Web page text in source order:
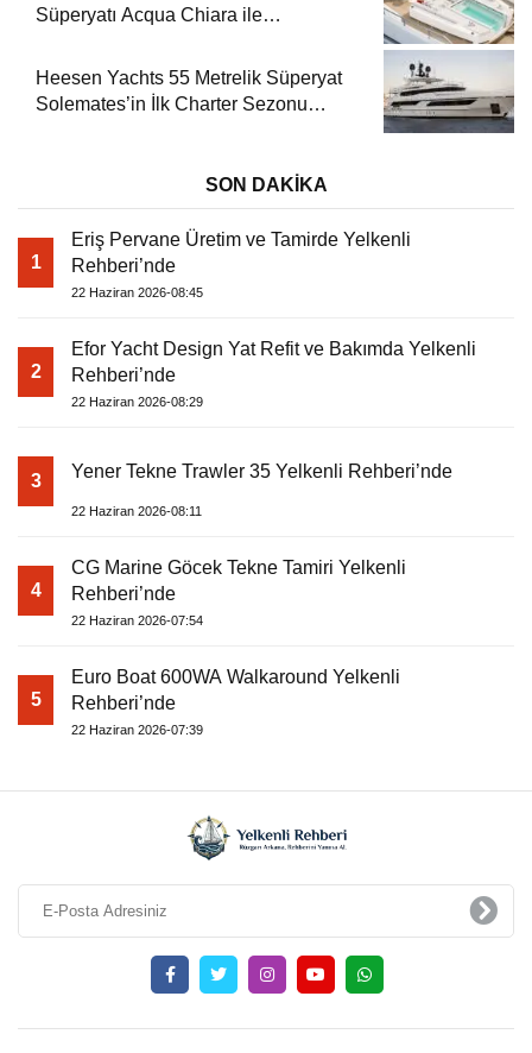
Süperyatı Acqua Chiara ile
Heesen Yachts 55 Metrelik Süperyat
Solemates’in İlk Charter Sezonu
SON DAKİKA
1
Eriş Pervane Üretim ve Tamirde Yelkenli
Rehberi’nde
22 Haziran 2026-08:45
2
Efor Yacht Design Yat Refit ve Bakımda Yelkenli
Rehberi’nde
22 Haziran 2026-08:29
3 Yener Tekne Trawler 35 Yelkenli Rehberi’nde
22 Haziran 2026-08:11
4
CG Marine Göcek Tekne Tamiri Yelkenli
Rehberi’nde
22 Haziran 2026-07:54
5
Euro Boat 600WA Walkaround Yelkenli
Rehberi’nde
22 Haziran 2026-07:39